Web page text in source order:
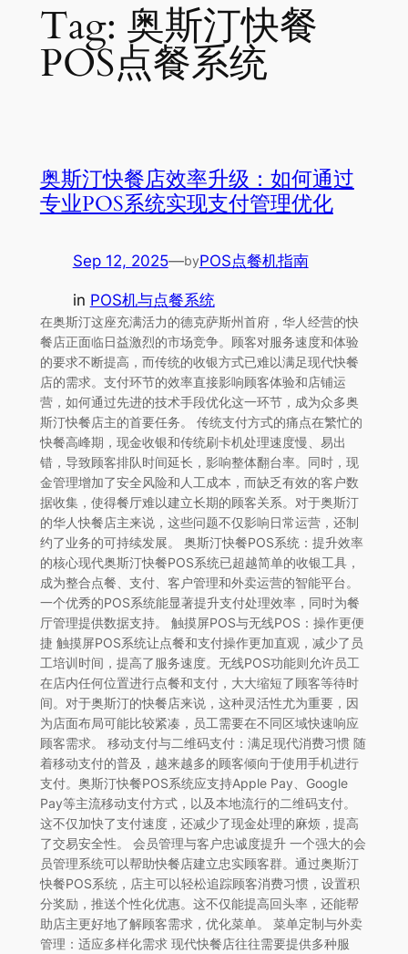
Tag: 奥斯汀快餐
POS点餐系统
奥斯汀快餐店效率升级：如何通过
专业POS系统实现支付管理优化
Sep 12, 2025—byPOS点餐机指南
in POS机与点餐系统
在奥斯汀这座充满活力的德克萨斯州首府，华人经营的快
餐店正面临日益激烈的市场竞争。顾客对服务速度和体验
的要求不断提高，而传统的收银方式已难以满足现代快餐
店的需求。支付环节的效率直接影响顾客体验和店铺运
营，如何通过先进的技术手段优化这一环节，成为众多奥
斯汀快餐店主的首要任务。 传统支付方式的痛点在繁忙的
快餐高峰期，现金收银和传统刷卡机处理速度慢、易出
错，导致顾客排队时间延长，影响整体翻台率。同时，现
金管理增加了安全风险和人工成本，而缺乏有效的客户数
据收集，使得餐厅难以建立长期的顾客关系。对于奥斯汀
的华人快餐店主来说，这些问题不仅影响日常运营，还制
约了业务的可持续发展。 奥斯汀快餐POS系统：提升效率
的核心现代奥斯汀快餐POS系统已超越简单的收银工具，
成为整合点餐、支付、客户管理和外卖运营的智能平台。
一个优秀的POS系统能显著提升支付处理效率，同时为餐
厅管理提供数据支持。 触摸屏POS与无线POS：操作更便
捷 触摸屏POS系统让点餐和支付操作更加直观，减少了员
工培训时间，提高了服务速度。无线POS功能则允许员工
在店内任何位置进行点餐和支付，大大缩短了顾客等待时
间。对于奥斯汀的快餐店来说，这种灵活性尤为重要，因
为店面布局可能比较紧凑，员工需要在不同区域快速响应
顾客需求。 移动支付与二维码支付：满足现代消费习惯 随
着移动支付的普及，越来越多的顾客倾向于使用手机进行
支付。奥斯汀快餐POS系统应支持Apple Pay、Google
Pay等主流移动支付方式，以及本地流行的二维码支付。
这不仅加快了支付速度，还减少了现金处理的麻烦，提高
了交易安全性。 会员管理与客户忠诚度提升 一个强大的会
员管理系统可以帮助快餐店建立忠实顾客群。通过奥斯汀
快餐POS系统，店主可以轻松追踪顾客消费习惯，设置积
分奖励，推送个性化优惠。这不仅能提高回头率，还能帮
助店主更好地了解顾客需求，优化菜单。 菜单定制与外卖
管理：适应多样化需求 现代快餐店往往需要提供多种服